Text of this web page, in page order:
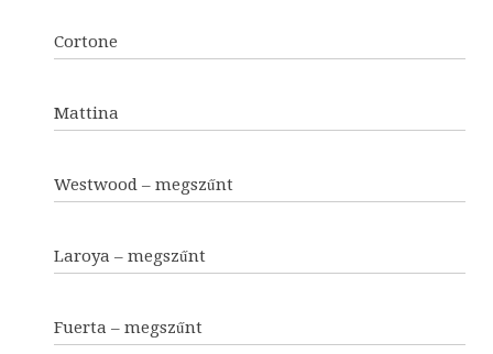
Cortone
Mattina
Westwood – megszűnt
Laroya – megszűnt
Fuerta – megszűnt